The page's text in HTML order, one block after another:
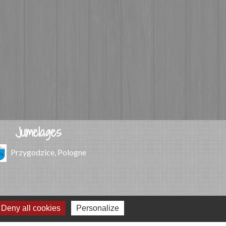
Jumelages
Przygodzice, Pologne
Deny all cookies Personalize